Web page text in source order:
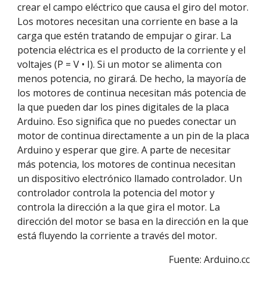
crear el campo eléctrico que causa el giro del motor.
Los motores necesitan una corriente en base a la
carga que estén tratando de empujar o girar. La
potencia eléctrica es el producto de la corriente y el
voltajes (P = V • I). Si un motor se alimenta con
menos potencia, no girará. De hecho, la mayoría de
los motores de continua necesitan más potencia de
la que pueden dar los pines digitales de la placa
Arduino. Eso significa que no puedes conectar un
motor de continua directamente a un pin de la placa
Arduino y esperar que gire. A parte de necesitar
más potencia, los motores de continua necesitan
un dispositivo electrónico llamado controlador. Un
controlador controla la potencia del motor y
controla la dirección a la que gira el motor. La
dirección del motor se basa en la dirección en la que
está fluyendo la corriente a través del motor.
Fuente: Arduino.cc